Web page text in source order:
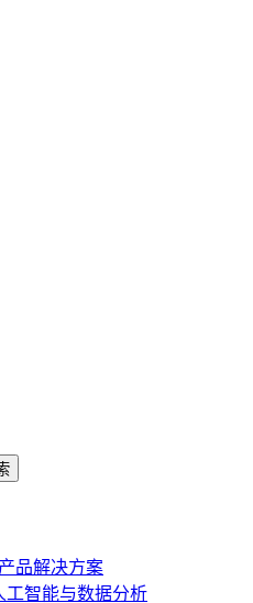
品解决方案
工智能与数据分析